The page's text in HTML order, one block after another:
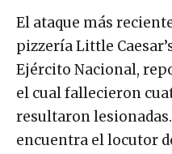
El ataque más
pizzería Little
Ejército Nacional,
el cual fallecieron
resultaron
encuentra el locutor